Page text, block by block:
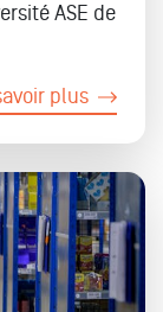
ASE de
plus